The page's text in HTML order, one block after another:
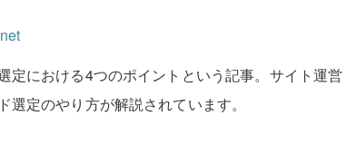
定における4つのポイントという記事。サイト運営
定のやり方が解説されています。